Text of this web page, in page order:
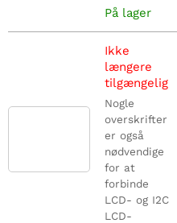
På lager
Ikke
længere
tilgængelig
Nogle
overskrifter
er også
nødvendige
for at
forbinde
LCD- og I2C
LCD-